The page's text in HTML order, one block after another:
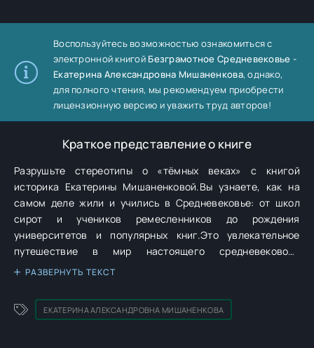
Воспользуйтесь возможностью ознакомиться с
электронной книгой Безграмотное Средневековье -
Екатерина Александровна Мишаненкова, однако,
для полного чтения, мы рекомендуем приобрести
лицензионную версию и уважить труд авторов!
Краткое представление о книге
Разрушьте стереотипы о «тёмных веках» с книгой
историка Екатерины Мишаненковой.Вы узнаете, как на
самом деле жили и учились в Средневековье: от школ
сирот и учеников ремесленников до рождения
университетов и популярных книг.Это увлекательное
путешествие в мир настоящего средневекового
образования, которое перевернет ваше представление о
Екатерины Мишаненковой вас ждет развенчание мифов и
стереотипов об образовании и образованности в Средние
РАЗВЕРНУТЬ ТЕКСТ
ЕКАТЕРИНА АЛЕКСАНДРОВНА МИШАНЕНКОВА